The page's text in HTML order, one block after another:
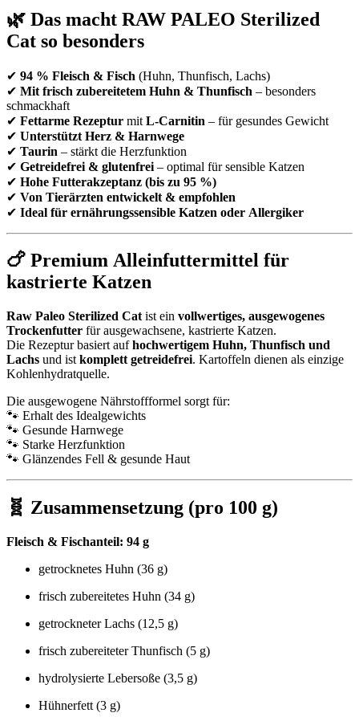
🌿 Das macht RAW PALEO Sterilized
Cat so besonders
✔ 94 % Fleisch & Fisch (Huhn, Thunfisch, Lachs)
✔ Mit frisch zubereitetem Huhn & Thunfisch – besonders
schmackhaft
✔ Fettarme Rezeptur mit L-Carnitin – für gesundes Gewicht
✔ Unterstützt Herz & Harnwege
✔ Taurin – stärkt die Herzfunktion
✔ Getreidefrei & glutenfrei – optimal für sensible Katzen
✔ Hohe Futterakzeptanz (bis zu 95 %)
✔ Von Tierärzten entwickelt & empfohlen
✔ Ideal für ernährungssensible Katzen oder Allergiker
🍗 Premium Alleinfuttermittel für
kastrierte Katzen
Raw Paleo Sterilized Cat ist ein vollwertiges, ausgewogenes
Trockenfutter für ausgewachsene, kastrierte Katzen.
Die Rezeptur basiert aufhochwertigem Huhn, Thunfisch und
Lachs und ist komplett getreidefrei. Kartoffeln dienen als einzige
Kohlenhydratquelle.
Die ausgewogene Nährstoffformel sorgt für:
🐾 Erhalt des Idealgewichts
🐾 Gesunde Harnwege
🐾 Starke Herzfunktion
🐾 Glänzendes Fell & gesunde Haut
🧬 Zusammensetzung (pro 100 g)
Fleisch & Fischanteil: 94 g
getrocknetes Huhn (36 g)
frisch zubereitetes Huhn (34 g)
getrockneter Lachs (12,5 g)
frisch zubereiteter Thunfisch (5 g)
hydrolysierte Lebersoße (3,5 g)
Hühnerfett (3 g)